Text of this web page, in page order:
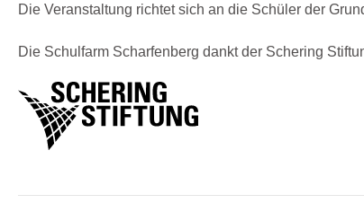
Die Veranstaltung richtet sich an die Schüler der
Die Schulfarm Scharfenberg dankt der Schering